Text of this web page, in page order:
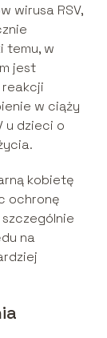
wirusa RSV,
temu, w
jest
w ciąży
u dzieci o
kobietę
ochronę
na